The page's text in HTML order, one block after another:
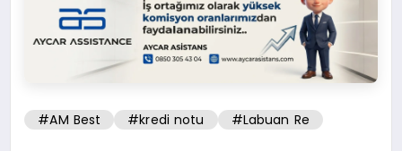
#AM Best #kredi notu #Labuan Re